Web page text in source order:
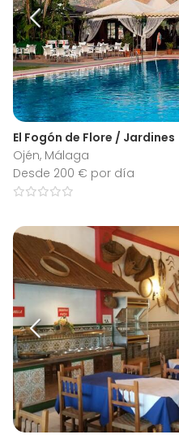
El Fogón de Flore / Jardines
Ojén, Málaga
Desde 200 € por día